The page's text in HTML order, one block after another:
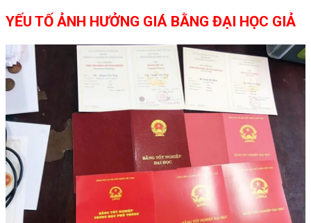
YẾU TỐ ẢNH HƯỞNG GIÁ BẰNG ĐẠI HỌC GIẢ